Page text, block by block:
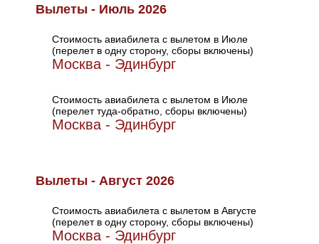
Вылеты - Июль 2026
Стоимость авиабилета с вылетом в Июле
(перелет в одну сторону, сборы включены)
Москва - Эдинбург
Стоимость авиабилета с вылетом в Июле
(перелет туда-обратно, сборы включены)
Москва - Эдинбург
Вылеты - Август 2026
Стоимость авиабилета с вылетом в Августе
(перелет в одну сторону, сборы включены)
Москва - Эдинбург